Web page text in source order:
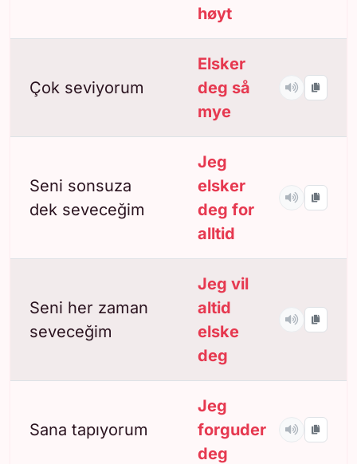
høyt
Çok seviyorum
Elsker
deg så
mye
Seni sonsuza
dek seveceğim
Jeg
elsker
deg for
alltid
Seni her zaman
seveceğim
Jeg vil
altid
elske
deg
Sana tapıyorum
Jeg
forguder
deg